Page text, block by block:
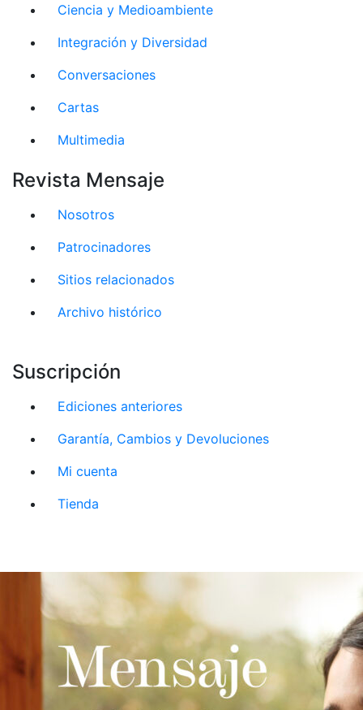
Ciencia y Medioambiente
Integración y Diversidad
Conversaciones
Cartas
Multimedia
Revista Mensaje
Nosotros
Patrocinadores
Sitios relacionados
Archivo histórico
Suscripción
Ediciones anteriores
Garantía, Cambios y Devoluciones
Mi cuenta
Tienda